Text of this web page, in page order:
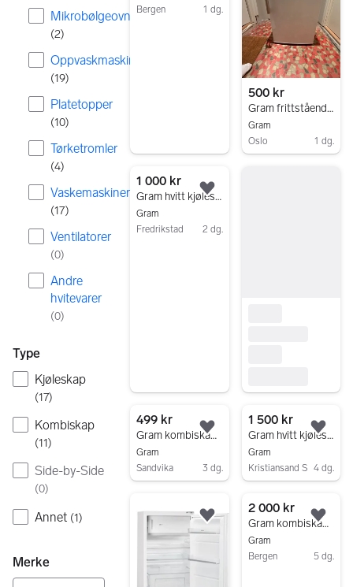
Mikrobølgeovner
(2)
Oppvaskmaskiner
(19)
Platetopper
(10)
Tørketromler
(4)
Vaskemaskiner
(17)
Ventilatorer
(0)
Andre
hvitevarer
(0)
Type
Kjøleskap
(17)
Kombiskap
(11)
Side-by-Side
(0)
Annet (1)
Merke
Bergen
1 dg.
500 kr
Gram frittstående kjøleskap hvit
Gram
Oslo
1 dg.
1 000 kr
Gram hvitt kjøleskap med flere glasshyller
Gram
Fredrikstad
2 dg.
Legg til som favoritt.
499 kr
Gram kombiskap 178cm
Gram
Sandvika
3 dg.
Legg til som favoritt.
1 500 kr
Gram hvitt kjøleskap med grønnsaksskuff
Gram
Kristiansand S 4 dg.
Legg til som favoritt.
2 000 kr
Gram kombiskap hvit
Gram
Bergen
5 dg.